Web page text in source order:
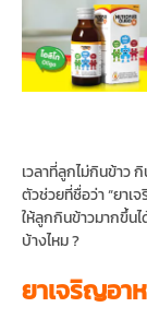
เวลาที่ลูกไม่กินข้าว
ตัวช่วยที่ชื่อว่า “ยาเ
ให้ลูกกินข้าวมากขึ้น
บ้างไหม ?
ยาเจริญอาห